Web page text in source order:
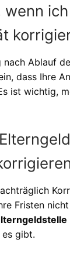
nach Ablauf
dass Ihre
ist wichtig,
Fristen
gibt.